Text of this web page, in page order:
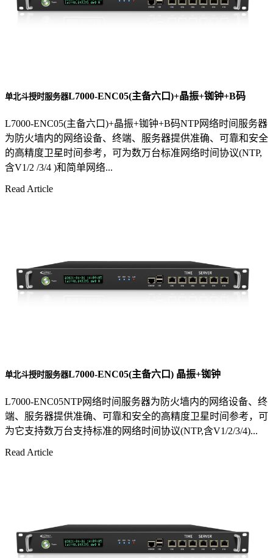
单北斗授时服务器L7000-ENC05(主备六口)+晶振+铷钟+B码
L7000-ENC05(主备六口)+晶振+铷钟+B码NTP网络时间服务器
为防火墙内的网络设备、终端、服务器提供准确、可靠和安全
的高精度卫星时间参考，可为数万台标准网络时间协议(NTP,
含V1/2 /3/4 )和简单网络...
Read Article
单北斗授时服务器L7000-ENC05(主备六口) 晶振+铷钟
L7000-ENC05NTP网络时间服务器为防火墙内的网络设备、终
端、服务器提供准确、可靠和安全的高精度卫星时间参考，可
为它支持数万台支持标准的网络时间协议(NTP,含V1/2/3/4)...
Read Article